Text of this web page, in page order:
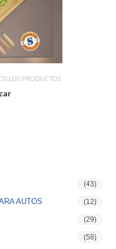
LOS PRODUCTOS
(43)
AUTOS (12)
(29)
(58)